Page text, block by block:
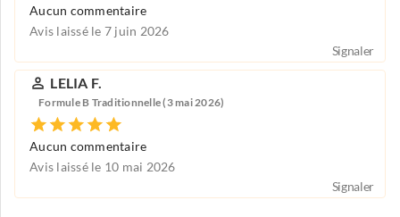
Aucun commentaire
Avis laissé le 7 juin 2026
Signaler
LELIA F.
Formule B Traditionnelle (3 mai 2026)
Aucun commentaire
Avis laissé le 10 mai 2026
Signaler